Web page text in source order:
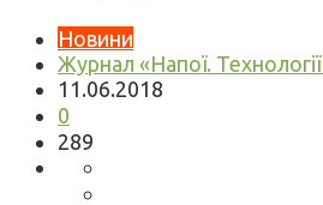
Новини
Журнал «Напої. Технології
11.06.2018
0
289